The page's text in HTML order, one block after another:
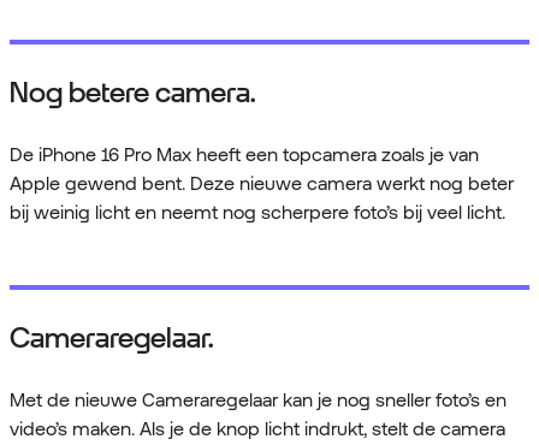
Nog betere camera.
De iPhone 16 Pro Max heeft een topcamera zoals je van
Apple gewend bent. Deze nieuwe camera werkt nog beter
bij weinig licht en neemt nog scherpere foto’s bij veel licht.
Cameraregelaar.
Met de nieuwe Cameraregelaar kan je nog sneller foto’s en
video’s maken. Als je de knop licht indrukt, stelt de camera